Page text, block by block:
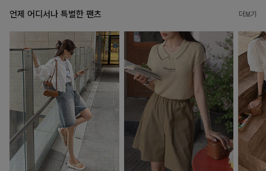
언제 어디서나 특별한 팬츠 더보기